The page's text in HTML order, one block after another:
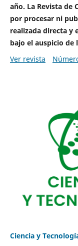
año. La Revista de
por procesar ni
realizada directa y
bajo el auspicio de
Ver revista
Ciencia y